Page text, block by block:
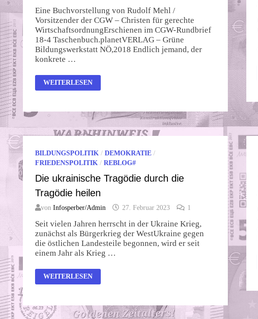
Eine Buchvorstellung von Rudolf Mehl /
Vorsitzender der CGW – Christen für gerechte
WirtschaftsordnungErschienen im CGW-Rundbrief
18-4 Taschenbuch.planetVERLAG – Grüne
Bildungswerkstatt NÖ,2018 Endlich jemand, der
konkrete …
HERRSCHAFTSFREI
LEBEN
WEITERLESEN
BILDUNGSPOLITIK / DEMOKRATIE /
FRIEDENSPOLITIK / REBLOG#
Die ukrainische Tragödie durch die
Tragödie heilen
von Infosperber/Admin 27. Februar 2023 1
Seit vielen Jahren herrscht in der Ukraine Krieg,
zunächst als Bürgerkrieg der WestUkraine gegen
die östlichen Landesteile begonnen, wird er seit
einem Jahr als Krieg …
DIE
UKRAINISCHE
TRAGÖDIE
HEILEN
WEITERLESEN